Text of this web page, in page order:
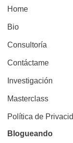
Home
Bio
Consultoría
Contáctame
Investigación
Masterclass
Política de
Blogueando